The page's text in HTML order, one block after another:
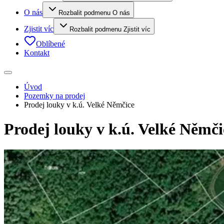
O nás Rozbalit podmenu O nás
Zjistit víc Rozbalit podmenu Zjistit víc
Oblíbené
Kontakt
Úvod
Pozemky na prodej
Prodej louky v k.ú. Velké Němčice
Prodej louky v k.ú. Velké